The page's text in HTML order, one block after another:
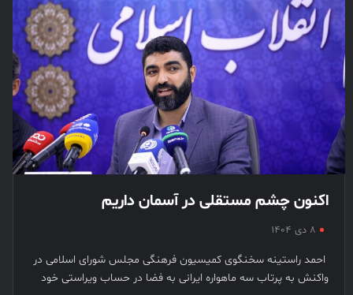
اکنون چشم مستقلی در آسمان داریم
۸ دی ۱۴۰۴
‌ احمد راستینه سخنگوی کمیسیون فرهنگی مجلس شورای اسلامی در
واکنش به پرتاب سه ماهواره ایرانی به فضا در حساب ویراستی خود